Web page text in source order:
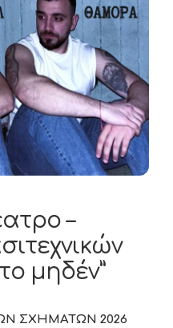
–
μηδέν”
ΣΧΗΜΑΤΩΝ 2026